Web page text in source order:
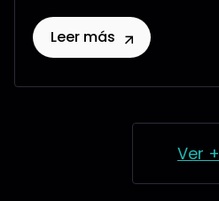
Leer más
Ver +